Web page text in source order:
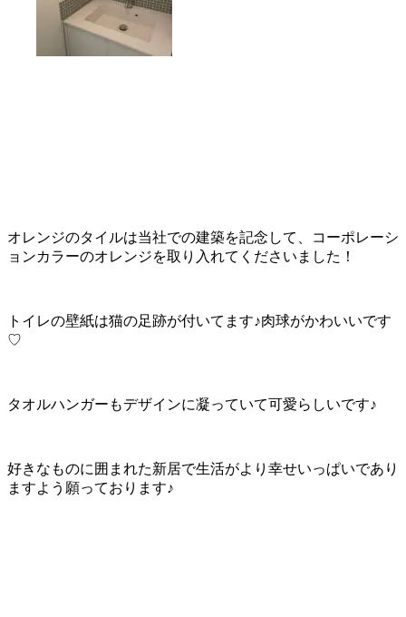
オレンジのタイルは当社での建築を記念して、コーポレーシ
ョンカラーのオレンジを取り入れてくださいました！
トイレの壁紙は猫の足跡が付いてます♪肉球がかわいいです
♡
タオルハンガーもデザインに凝っていて可愛らしいです♪
好きなものに囲まれた新居で生活がより幸せいっぱいであり
ますよう願っております♪